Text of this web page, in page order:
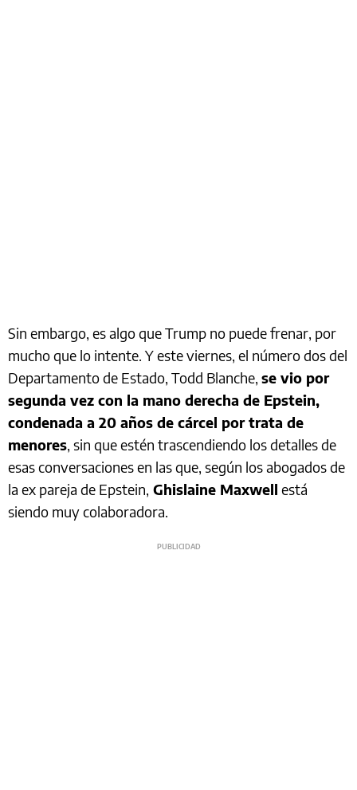
Sin embargo, es algo que Trump no puede frenar, por
mucho que lo intente. Y este viernes, el número dos del
Departamento de Estado, Todd Blanche, se vio por
segunda vez con la mano derecha de Epstein,
condenada a 20 años de cárcel por trata de
menores, sin que estén trascendiendo los detalles de
esas conversaciones en las que, según los abogados de
la ex pareja de Epstein, Ghislaine Maxwell está
siendo muy colaboradora.